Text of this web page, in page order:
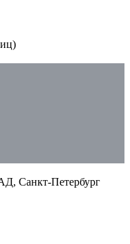
Санкт-Петербург